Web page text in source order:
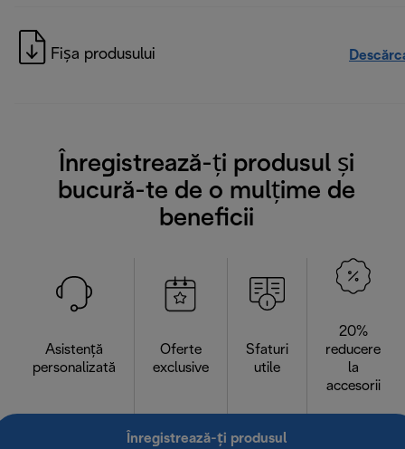
Fișa produsului
Înregistrează-ți produsul și
bucură-te de o mulțime de
beneficii
Asistență
personalizată
Oferte
exclusive
Sfaturi
utile
20%
reducere
la
accesorii
Înregistrează-ți produsul